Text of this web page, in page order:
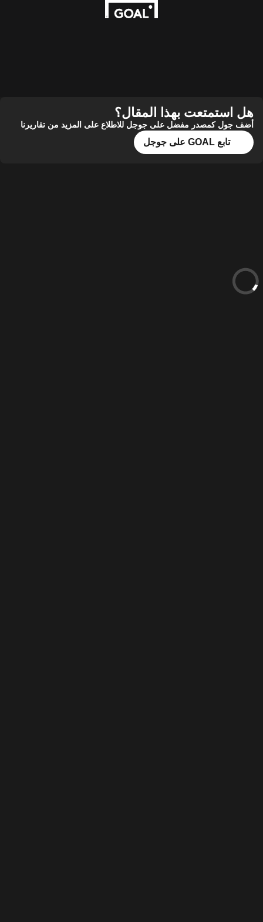
بهذا المقال؟
كمصدر مفضل على جوجل للاطلاع على المزيد من تقاريرنا
تابع GOAL على جوجل